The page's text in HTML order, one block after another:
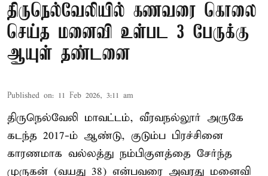
திருநெல்வேலியில் கணவரை கொலை
செய்த மனைவி உள்பட 3 பேருக்கு
ஆயுள் தண்டனை
Published on: 11 Feb 2026, 3:11 am
திருநெல்வேலி மாவட்டம், வீரவநல்லூர் அருகே
கடந்த 2017-ம் ஆண்டு, குடும்ப பிரச்சினை
காரணமாக வல்லத்து நம்பிகுளத்தை சேர்ந்த
முருகன் (வயது 38) என்பவரை அவரது மனைவி